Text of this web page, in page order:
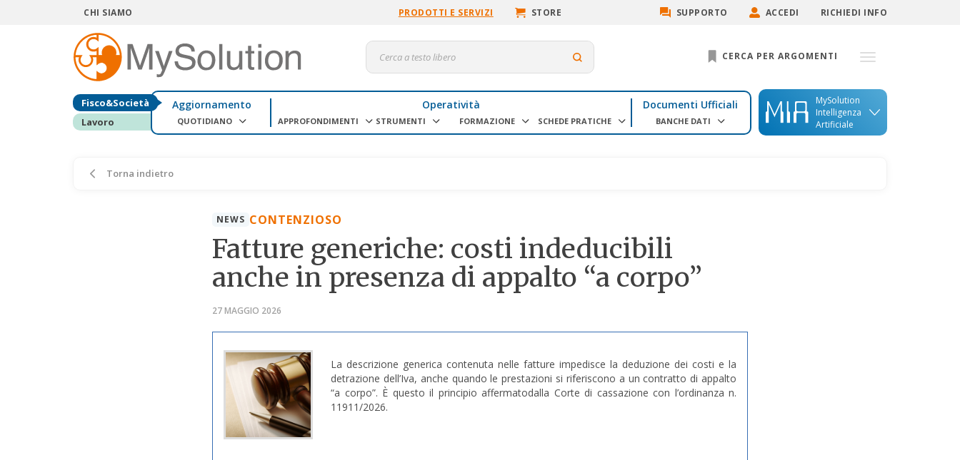
CHI SIAMO PRODOTTI E SERVIZI STORE SUPPORTO ACCEDI RICHIEDI INFO
CERCA PER ARGOMENTI
Fisco&Società
Lavoro
Aggiornamento
QUOTIDIANO
Operatività
APPROFONDIMENTI STRUMENTI FORMAZIONE SCHEDE PRATICHE
Documenti Ufficiali
BANCHE DATI
MySolution
Intelligenza
Artificiale
Torna indietro
NEWS CONTENZIOSO
Fatture generiche: costi indeducibili
anche in presenza di appalto “a corpo”
27 MAGGIO 2026
La descrizione generica contenuta nelle fatture impedisce la deduzione dei costi e la
detrazione dell’Iva, anche quando le prestazioni si riferiscono a un contratto di appalto
“a corpo”. È questo il principio affermatodalla Corte di cassazione con l’ordinanza n.
11911/2026.